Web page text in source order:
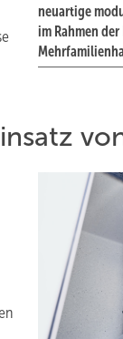
neuartige
im Rahmen